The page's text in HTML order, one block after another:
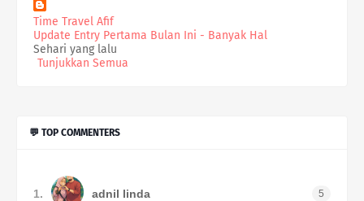
Time Travel Afif
Update Entry Pertama Bulan Ini - Banyak Hal
Sehari yang lalu
Tunjukkan Semua
💬 TOP COMMENTERS
1. adnil linda 5